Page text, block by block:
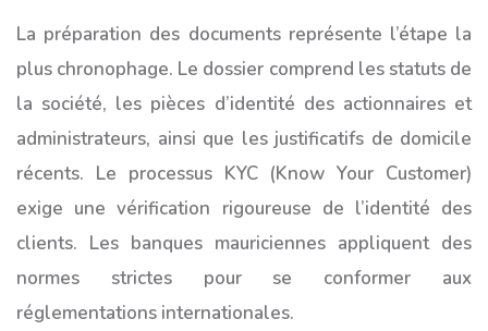
La préparation des documents représente l’étape la
plus chronophage. Le dossier comprend les statuts de
la société, les pièces d’identité des actionnaires et
administrateurs, ainsi que les justificatifs de domicile
récents. Le processus KYC (Know Your Customer)
exige une vérification rigoureuse de l’identité des
clients. Les banques mauriciennes appliquent des
normes strictes pour se conformer aux
réglementations internationales.